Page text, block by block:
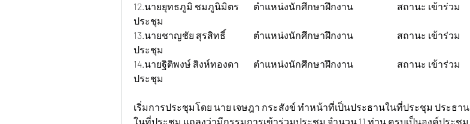
12.นายยุทธภูมิ ชมภูนิมิตร 	ตำแหน่งนักศึกษาฝึกงาน 		สถานะ เข้าร่วม
ประชุม
13.นายชาญชัย สุรสิทธิ์ 		ตำแหน่งนักศึกษาฝึกงาน 		สถานะ เข้าร่วม
ประชุม
14.นายฐิติพงษ์ สิงห์ทองดา 	ตำแหน่งนักศึกษาฝึกงาน 		สถานะ เข้าร่วม
ประชุม
เริ่มการประชุมโดย นาย เจษฎา กระสังข์ ทำหน้าที่เป็นประธานในที่ประชุม ประธาน
ในที่ประชุม แถลงว่ามีกรรมการเข้าร่วมประชุม จำนวน 11 ท่าน ครบเป็นองค์ประชุม